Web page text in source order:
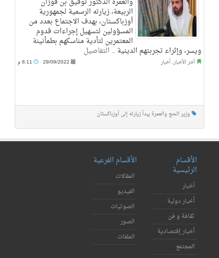
الربيعة، زيارته الرسمية لجمهورية
أوزباكستان، بهدف الاجتماع بعدد من
المسؤولين لتسهيل إجراءات قدوم
المعتمرين لتأدية مناسكهم بطمأنينة
ويسر، وإثراء تجربتهم الدينية .. التفاصيل
آخر الأخبار, أخبار 29/09/2022
وزير الحج والعمرة يبدأ زيارته إلى أوزباكستان
الأقسام
الرئيسية
أخبار
أخبار دولية
ثقافة و فن
أخبار إقتصادية
المجتمع
الأقسام الفرعية
المقالات
الفيديو
الصوتيات
الصور
الملفات